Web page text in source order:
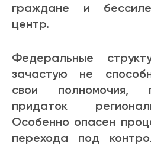
граждане и
центр.
Федеральные
зачастую не
свои полномочия,
придаток
Особенно опасен
перехода под